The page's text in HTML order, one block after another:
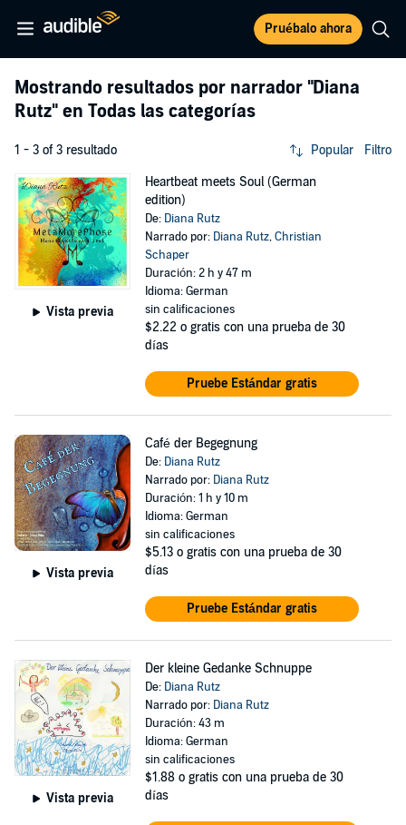
Pruébalo ahora
Mostrando resultados por narrador "Diana
Rutz" en Todas las categorías
1 - 3 of 3 resultado Popular Filtro
Vista previa
Heartbeat meets Soul (German
edition)
De: Diana Rutz
Narrado por: Diana Rutz,Christian
Schaper
Duración: 2 h y 47 m
Idioma: German
sin calificaciones
$2.22 o gratis con una prueba de 30
días
Pruebe Estándar gratis
Vista previa
Café der Begegnung
De: Diana Rutz
Narrado por: Diana Rutz
Duración: 1 h y 10 m
Idioma: German
sin calificaciones
$5.13 o gratis con una prueba de 30
días
Pruebe Estándar gratis
Vista previa
Der kleine Gedanke Schnuppe
De: Diana Rutz
Narrado por: Diana Rutz
Duración: 43 m
Idioma: German
sin calificaciones
$1.88 o gratis con una prueba de 30
días